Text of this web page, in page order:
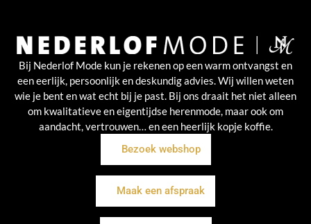
Bij Nederlof Mode kun je rekenen op een warm ontvangst en
een eerlijk, persoonlijk en deskundig advies. Wij willen weten
wie je bent en wat echt bij je past. Bij ons draait het niet alleen
om kwalitatieve en eigentijdse herenmode, maar ook om
aandacht, vertrouwen… en een heerlijk kopje koffie.
Bezoek webshop
Maak een afspraak